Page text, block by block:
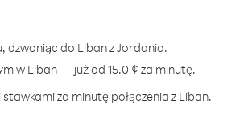
dzwoniąc do Liban z Jordania.
w Liban — już od 15.0 ¢ za minutę.
za minutę połączenia z Liban.